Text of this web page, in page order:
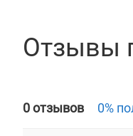
Отзывы
0 отзывов 0%